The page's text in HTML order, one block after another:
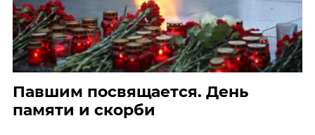
Павшим посвящается. День
памяти и скорби